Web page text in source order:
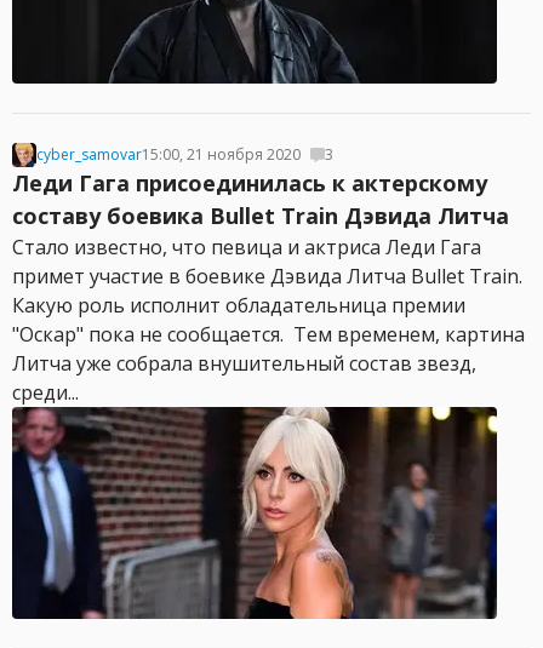
cyber_samovar15:00, 21 ноября 2020 3
Леди Гага присоединилась к актерскому
составу боевика Bullet Train Дэвида Литча
Стало известно, что певица и актриса Леди Гага
примет участие в боевике Дэвида Литча Bullet Train.
Какую роль исполнит обладательница премии
"Оскар" пока не сообщается. Тем временем, картина
Литча уже собрала внушительный состав звезд,
среди...